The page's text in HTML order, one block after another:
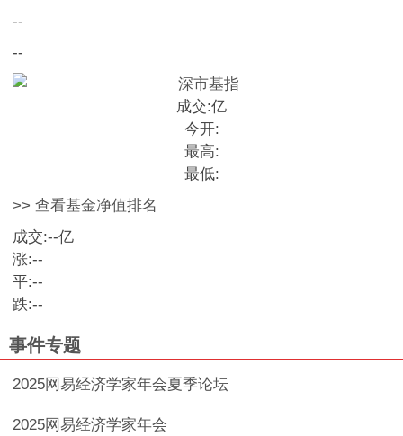
--
--
成交:亿
今开:
最高:
最低:
>> 查看基金净值排名
成交:--亿
涨:--
平:--
跌:--
事件专题
2025网易经济学家年会夏季论坛
2025网易经济学家年会